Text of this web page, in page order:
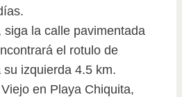
siga la calle pavimentada
el rotulo de
izquierda 4.5 km.
en Playa Chiquita,